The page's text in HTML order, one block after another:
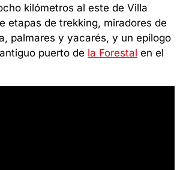
kilómetros al este de Villa
etapas de trekking, miradores de
palmares y yacarés, y un epílogo
puerto de la Forestal en el